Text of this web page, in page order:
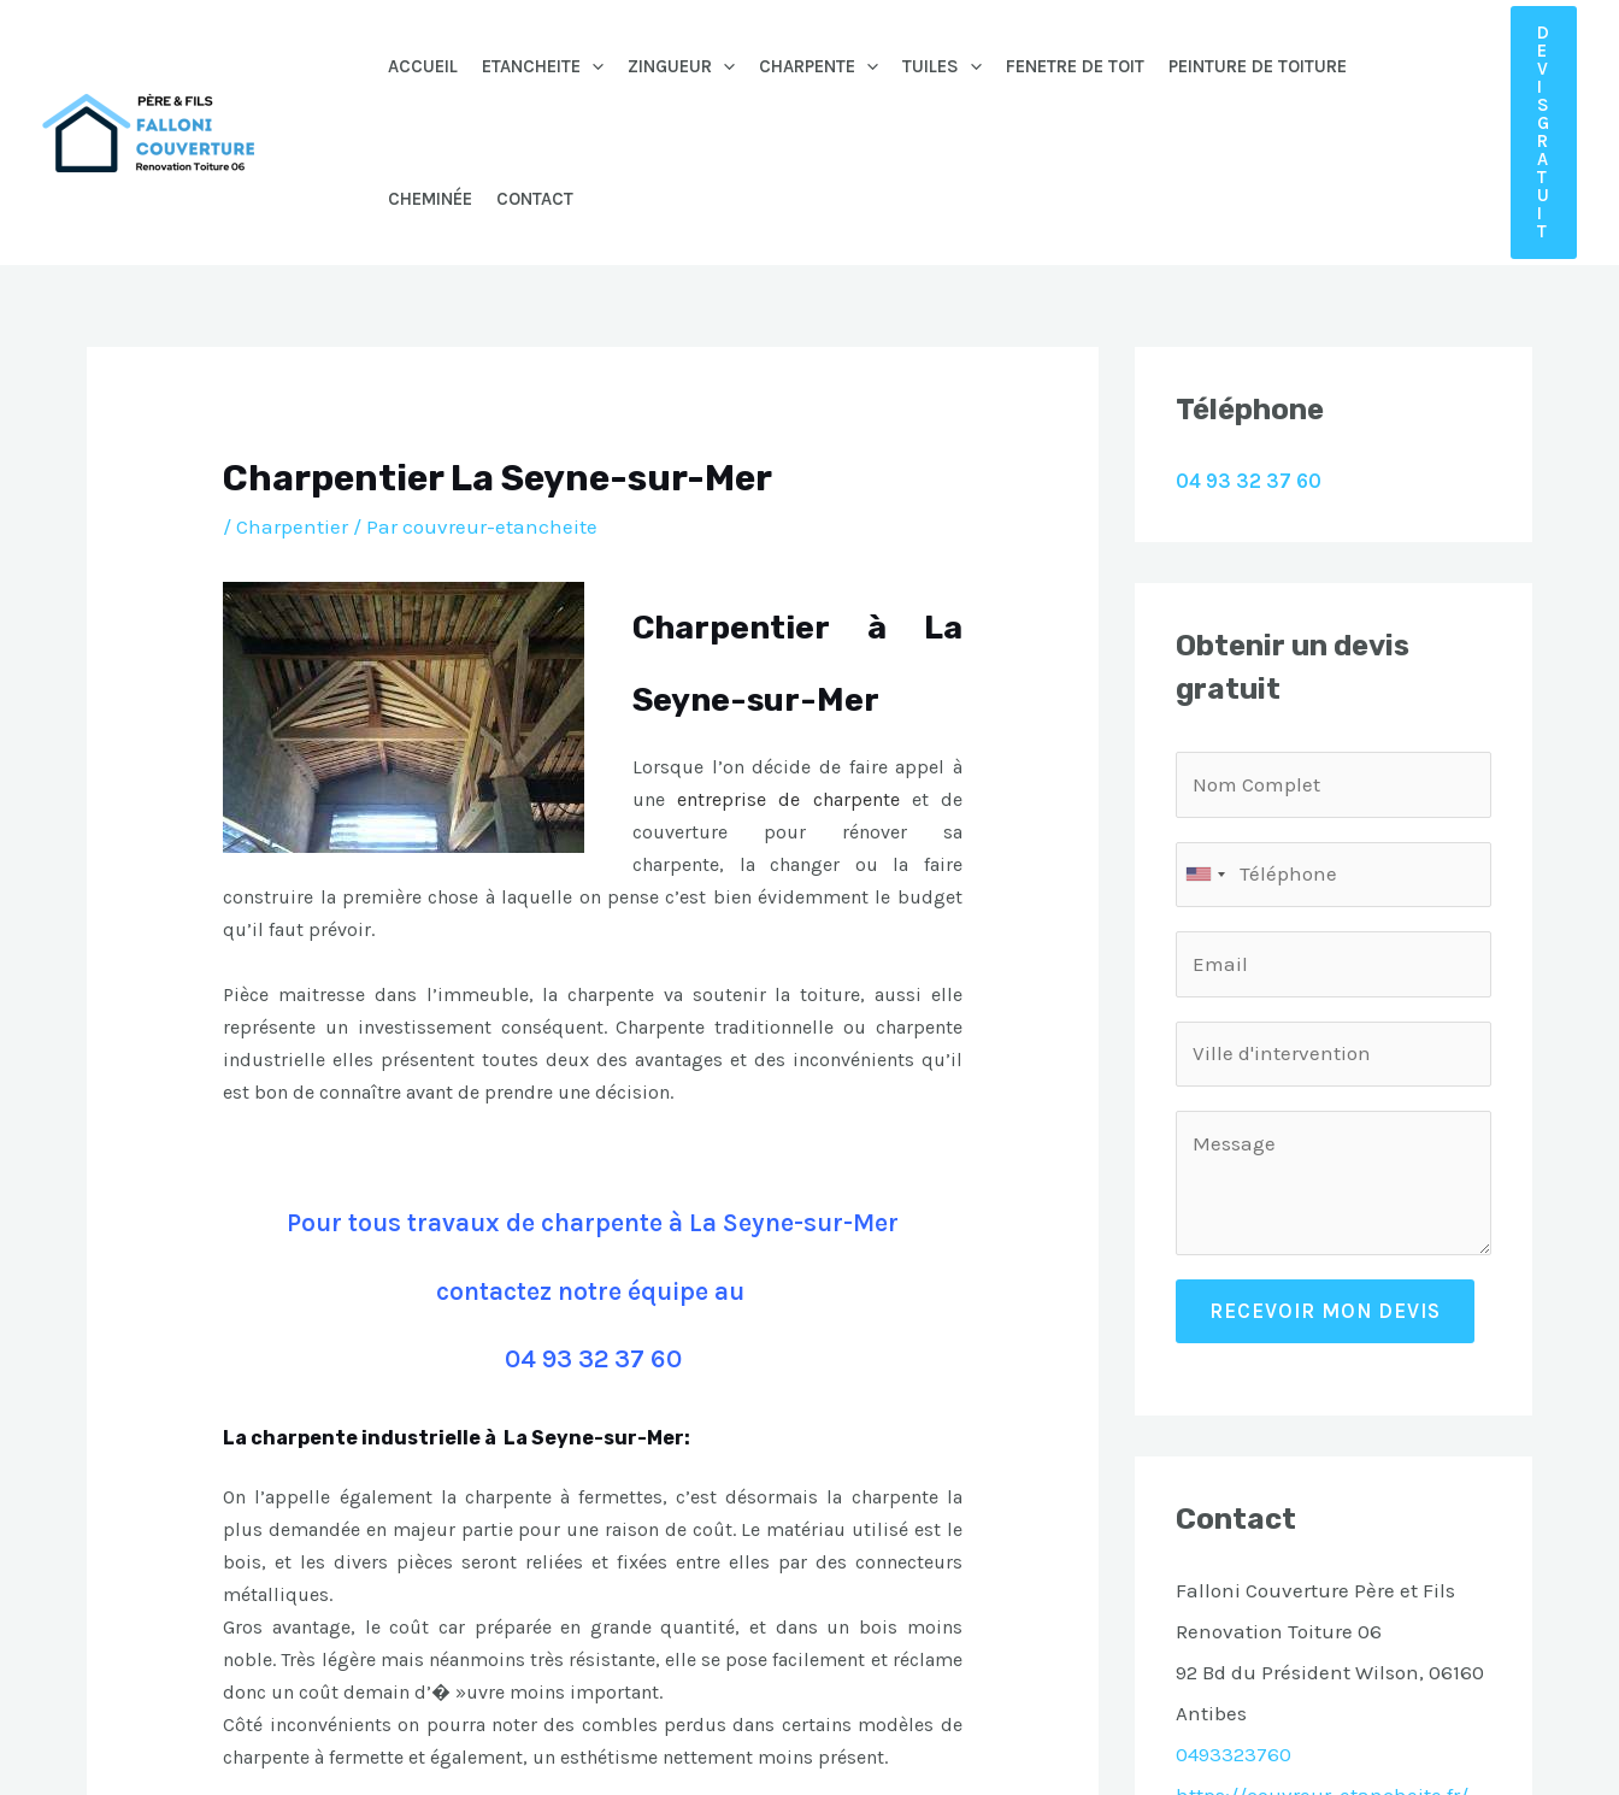
ACCUEIL ETANCHEITE ZINGUEUR CHARPENTE TUILES FENETRE DE TOIT PEINTURE DE TOITURE
CHEMINÉE CONTACT
D
E
V
I
S
G
R
A
T
U
I
T
Charpentier La Seyne-sur-Mer
/Charpentier/ Parcouvreur-etancheite
Charpentier à La
Seyne-sur-Mer
Lorsque l’on décide de faire appel à
uneentreprise de charpenteet de
couverture pour rénover sa
charpente, la changer ou la faire
construire la première chose à laquelle on pense c’est bien évidemment le budget
qu’il faut prévoir.
Pièce maitresse dans l’immeuble, la charpente va soutenir la toiture, aussi elle
représente un investissement conséquent. Charpente traditionnelle ou charpente
industrielle elles présentent toutes deux des avantages et des inconvénients qu’il
est bon de connaître avant de prendre une décision.
Pour tous travaux de charpente à La Seyne-sur-Mer
contactez notre équipe au
04 93 32 37 60
La charpente industrielle à La Seyne-sur-Mer:
On l’appelle également la charpente à fermettes, c’est désormais la charpente la
plus demandée en majeur partie pour une raison de coût. Le matériau utilisé est le
bois, et les divers pièces seront reliées et fixées entre elles par des connecteurs
métalliques.
Gros avantage, le coût car préparée en grande quantité, et dans un bois moins
noble. Très légère mais néanmoins très résistante, elle se pose facilement et réclame
donc un coût demain d’� »uvre moins important.
Côté inconvénients on pourra noter des combles perdus dans certains modèles de
charpente à fermette et également, un esthétisme nettement moins présent.
Téléphone
04 93 32 37 60
Obtenir un devis
gratuit
RECEVOIR MON DEVIS
Contact
Falloni Couverture Père et Fils
Renovation Toiture 06
92 Bd du Président Wilson, 06160
Antibes
0493323760